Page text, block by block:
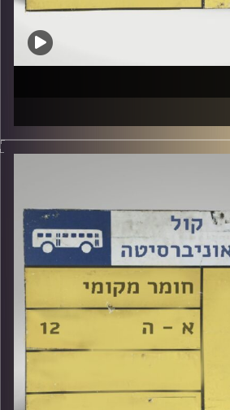
ולדבר על אלבומו החדש "בימים
ספורט וילדות פלא טורקיות.